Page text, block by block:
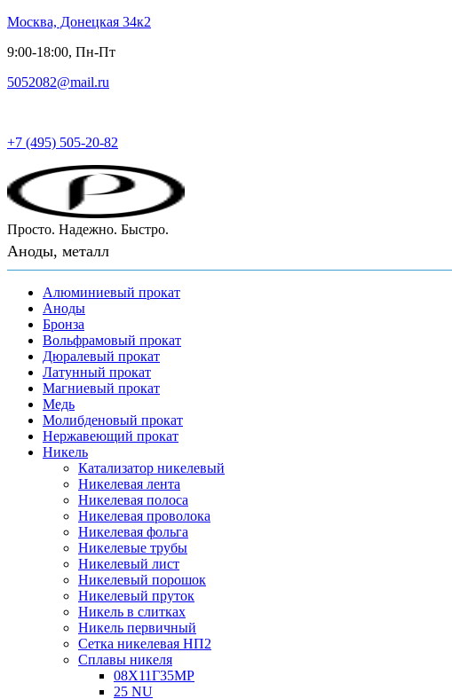
Москва, Донецкая 34к2
9:00-18:00, Пн-Пт
5052082@mail.ru
+7 (495) 505-20-82
Просто. Надежно. Быстро.
Аноды, металл
Алюминиевый прокат
Аноды
Бронза
Вольфрамовый прокат
Дюралевый прокат
Латунный прокат
Магниевый прокат
Медь
Молибденовый прокат
Нержавеющий прокат
Никель
Катализатор никелевый
Никелевая лента
Никелевая полоса
Никелевая проволока
Никелевая фольга
Никелевые трубы
Никелевый лист
Никелевый порошок
Никелевый пруток
Никель в слитках
Никель первичный
Сетка никелевая НП2
Сплавы никеля
08Х11Г35МР
25 NU